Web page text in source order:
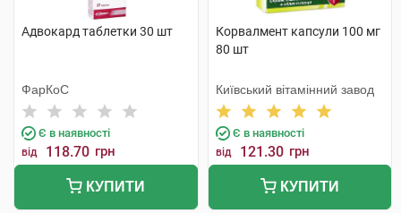
Адвокард таблетки 30 шт
ФарКоС
Є в наявності
від 118.70 грн
КУПИТИ
Корвалмент капсули 100 мг
80 шт
Київський вітамінний завод
Є в наявності
від 121.30 грн
КУПИТИ